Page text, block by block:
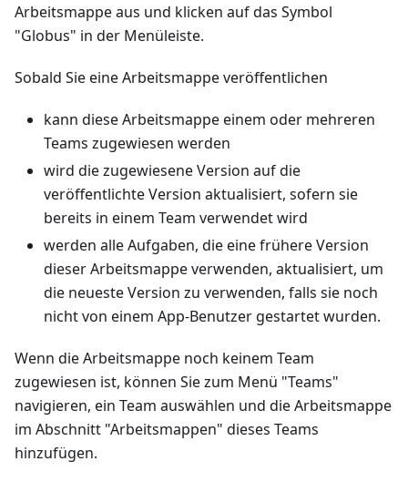
Arbeitsmappe aus und klicken auf das Symbol
"Globus" in der Menüleiste.
Sobald Sie eine Arbeitsmappe veröffentlichen
kann diese Arbeitsmappe einem oder mehreren
Teams zugewiesen werden
wird die zugewiesene Version auf die
veröffentlichte Version aktualisiert, sofern sie
bereits in einem Team verwendet wird
werden alle Aufgaben, die eine frühere Version
dieser Arbeitsmappe verwenden, aktualisiert, um
die neueste Version zu verwenden, falls sie noch
nicht von einem App-Benutzer gestartet wurden.
Wenn die Arbeitsmappe noch keinem Team
zugewiesen ist, können Sie zum Menü "Teams"
navigieren, ein Team auswählen und die Arbeitsmappe
im Abschnitt "Arbeitsmappen" dieses Teams
hinzufügen.